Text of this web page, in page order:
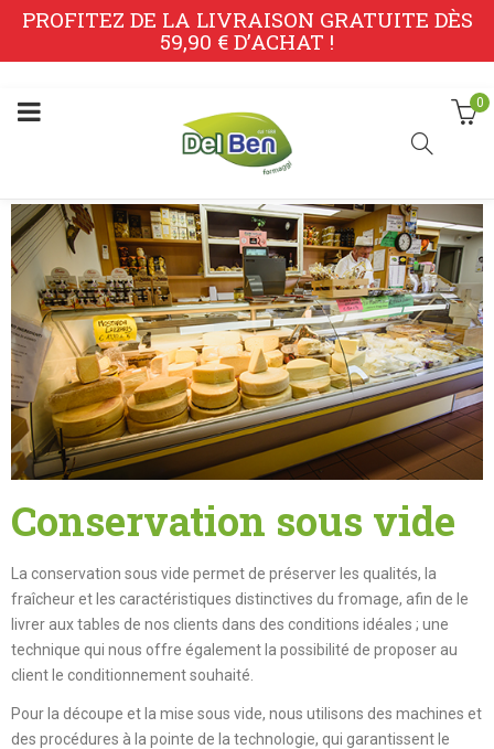
PROFITEZ DE LA LIVRAISON GRATUITE DÈS
59,90 € D’ACHAT !
0
Conservation sous vide
La conservation sous vide permet de préserver les qualités, la
fraîcheur et les caractéristiques distinctives du fromage, afin de le
livrer aux tables de nos clients dans des conditions idéales ; une
technique qui nous offre également la possibilité de proposer au
client le conditionnement souhaité.
Pour la découpe et la mise sous vide, nous utilisons des machines et
des procédures à la pointe de la technologie, qui garantissent le